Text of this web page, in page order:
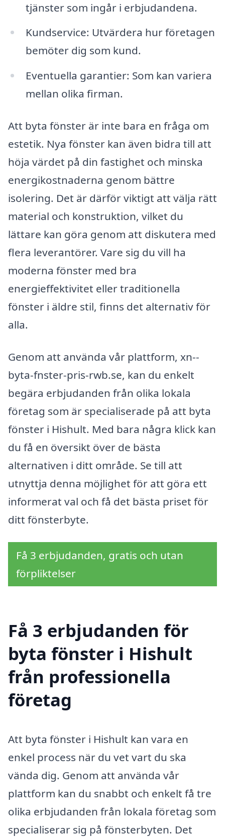
tjänster som ingår i erbjudandena.
Kundservice: Utvärdera hur företagen
bemöter dig som kund.
Eventuella garantier: Som kan variera
mellan olika firman.
Att byta fönster är inte bara en fråga om
estetik. Nya fönster kan även bidra till att
höja värdet på din fastighet och minska
energikostnaderna genom bättre
isolering. Det är därför viktigt att välja rätt
material och konstruktion, vilket du
lättare kan göra genom att diskutera med
flera leverantörer. Vare sig du vill ha
moderna fönster med bra
energieffektivitet eller traditionella
fönster i äldre stil, finns det alternativ för
alla.
Genom att använda vår plattform, xn--
byta-fnster-pris-rwb.se, kan du enkelt
begära erbjudanden från olika lokala
företag som är specialiserade på att byta
fönster i Hishult. Med bara några klick kan
du få en översikt över de bästa
alternativen i ditt område. Se till att
utnyttja denna möjlighet för att göra ett
informerat val och få det bästa priset för
ditt fönsterbyte.
Få 3 erbjudanden, gratis och utan
förpliktelser
Få 3 erbjudanden för
byta fönster i Hishult
från professionella
företag
Att byta fönster i Hishult kan vara en
enkel process när du vet vart du ska
vända dig. Genom att använda vår
plattform kan du snabbt och enkelt få tre
olika erbjudanden från lokala företag som
specialiserar sig på fönsterbyten. Det